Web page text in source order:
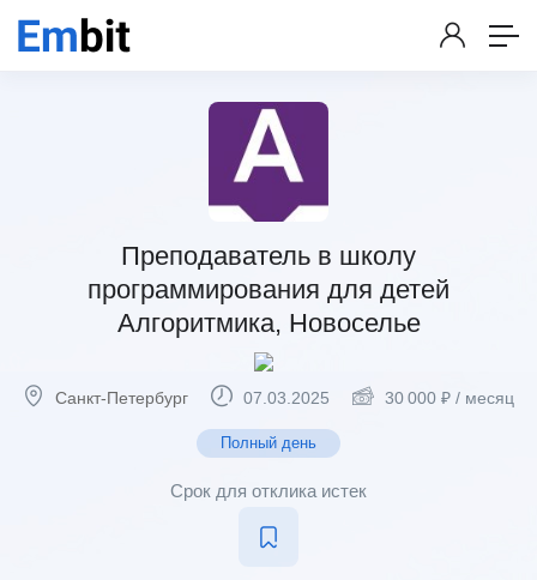
Преподаватель в школу
программирования для детей
Алгоритмика, Новоселье
Санкт-Петербург 07.03.2025 30 000 ₽ / месяц
Полный день
Срок для отклика истек